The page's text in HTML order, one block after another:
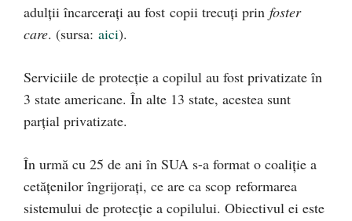
adulții încarcerați au fost copii trecuți prin foster
care. (sursa: aici).
Serviciile de protecție a copilul au fost privatizate în
3 state americane. În alte 13 state, acestea sunt
parțial privatizate.
În urmă cu 25 de ani în SUA s-a format o coaliție a
cetățenilor îngrijorați, ce are ca scop reformarea
sistemului de protecție a copilului. Obiectivul ei este